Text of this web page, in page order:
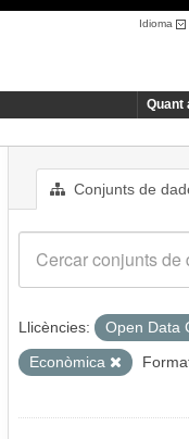
Idioma
Quant
Conjunts de
Llicències: Open Data
Econòmica